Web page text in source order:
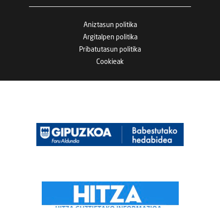
Aniztasun politika
Argitalpen politika
Pribatutasun politika
Cookieak